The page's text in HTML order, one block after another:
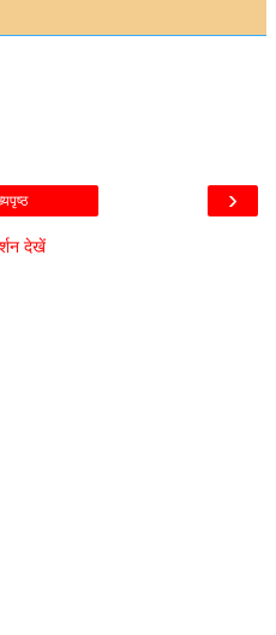
›
देखें